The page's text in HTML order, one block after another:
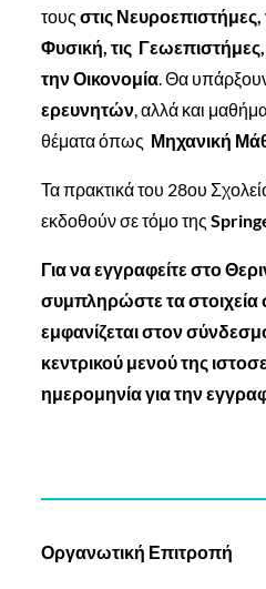
τουςστις Νευροεπιστήμες,
Φυσική, τις
την Οικονομία. Θα
ερευνητών, αλλά και
θέματα όπως Μηχανική
Τα πρακτικά του 28ου
εκδοθούν σε τόμο της
Για να εγγραφείτε στο
συμπληρώστε τα
εμφανίζεται στον
κεντρικού μενού της
ημερομηνία για την
Οργανωτική Επιτροπή